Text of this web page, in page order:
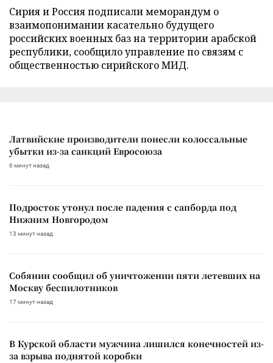
Сирия и Россия подписали меморандум о
взаимопонимании касательно будущего
российских военных баз на территории арабской
республики, сообщило управление по связям с
общественностью сирийского МИД.
Латвийские производители понесли колоссальные
убытки из-за санкций Евросоюза
6 минут назад
Подросток утонул после падения с сапборда под
Нижним Новгородом
13 минут назад
Собянин сообщил об уничтожении пяти летевших на
Москву беспилотников
17 минут назад
В Курской области мужчина лишился конечностей из-
за взрыва поднятой коробки